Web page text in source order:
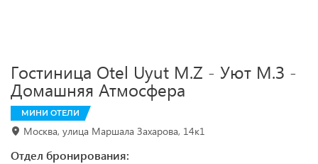
Гостиница Otel Uyut M.Z - Уют М.З -
Домашняя Атмосфера
МИНИ ОТЕЛИ
Москва, улица Маршала Захарова, 14к1
Отдел бронирования: